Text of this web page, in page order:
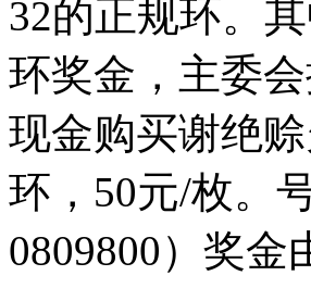
32的正规环。
环奖金，主委
现金购买谢绝
环，50元/枚。
0809800）奖